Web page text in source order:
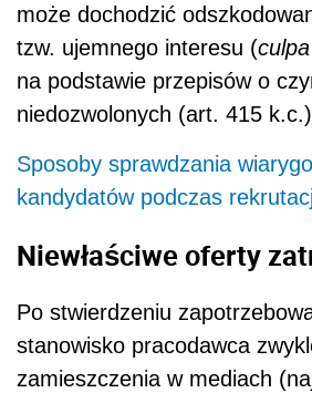
może dochodzić
tzw. ujemnego interesu (
na podstawie przepisów o
niedozwolonych (art. 415
Sposoby sprawdzania
kandydatów podczas
Niewłaściwe oferty
Po stwierdzeniu
stanowisko pracodawca
zamieszczenia w mediach